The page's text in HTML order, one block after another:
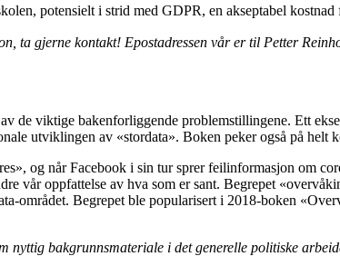
potensielt i strid med GDPR, en akseptabel
ta gjerne kontakt! Epostadressen vår er til Petter
de viktige bakenforliggende problem­stillingene. Ett
utviklingen av «stordata». Boken peker også på helt
og når Facebook i sin tur sprer feilinformasjon om
vår oppfattelse av hva som er sant. Begrepet
området. Begrepet ble popularisert i 2018-boken
bakgrunns­materiale i det generelle politiske